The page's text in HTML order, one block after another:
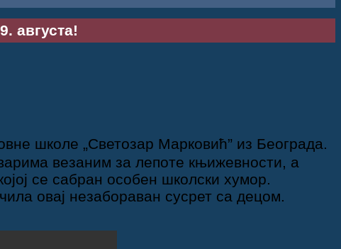
августа!
школе „Светозар Марковић” из Београда.
везаним за лепоте књижевности, а
се сабран особен школски хумор.
овај незабораван сусрет са децом.